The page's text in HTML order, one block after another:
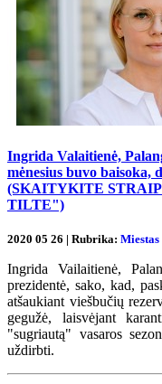
Ingrida Valaitienė,
mėnesius buvo baisoka,
(SKAITYKITE
TILTE")
2020 05 26 | Rubrika: Miestas
Ingrida Vailaitienė,
prezidentė, sako, kad,
atšaukiant viešbučių
gegužė, laisvėjant
"sugriautą" vasaros
uždirbti.